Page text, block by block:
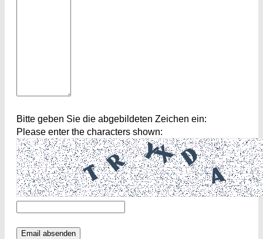
Bitte geben Sie die abgebildeten Zeichen ein:
Please enter the characters shown: